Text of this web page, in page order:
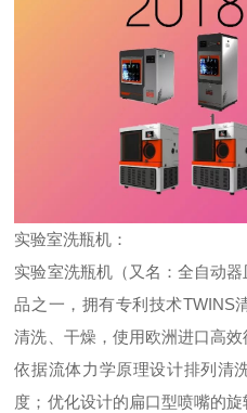
实验室洗瓶机：
实验室洗瓶机（又名：全自动
品之一，拥有专利技术TWINS
清洗、干燥，使用欧洲进口高
依据流体力学原理设计排列清
度；优化设计的扁口型喷嘴的